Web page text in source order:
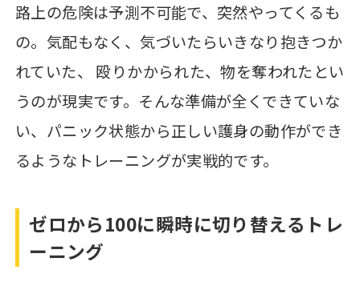
路上の危険は予測不可能で、突然やってくるも
の。気配もなく、気づいたらいきなり抱きつか
れていた、 殴りかかられた、物を奪われたとい
うのが現実です。そんな準備が全くできていな
い、パニック状態から正しい護身の動作ができ
るようなトレーニングが実戦的です。
ゼロから100に瞬時に切り替えるトレ
ーニング